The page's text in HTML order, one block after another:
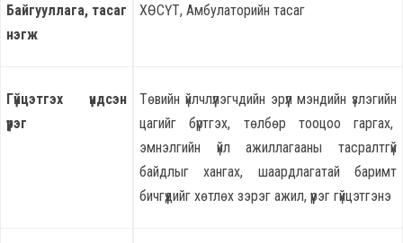
Байгууллага, тасаг
нэгж
ХӨСҮТ, Амбулаторийн тасаг
Гүйцэтгэх үндсэн
үүрэг
Төвийн үйлчлүүлэгчдийн эрүүл мэндийн үзлэгийн
цагийг бүртгэх, төлбөр тооцоо гаргах,
эмнэлгийн үйл ажиллагааны тасралтгүй
байдлыг хангах, шаардлагатай баримт
бичгүүдийг хөтлөх зэрэг ажил, үүрэг гүйцэтгэнэ